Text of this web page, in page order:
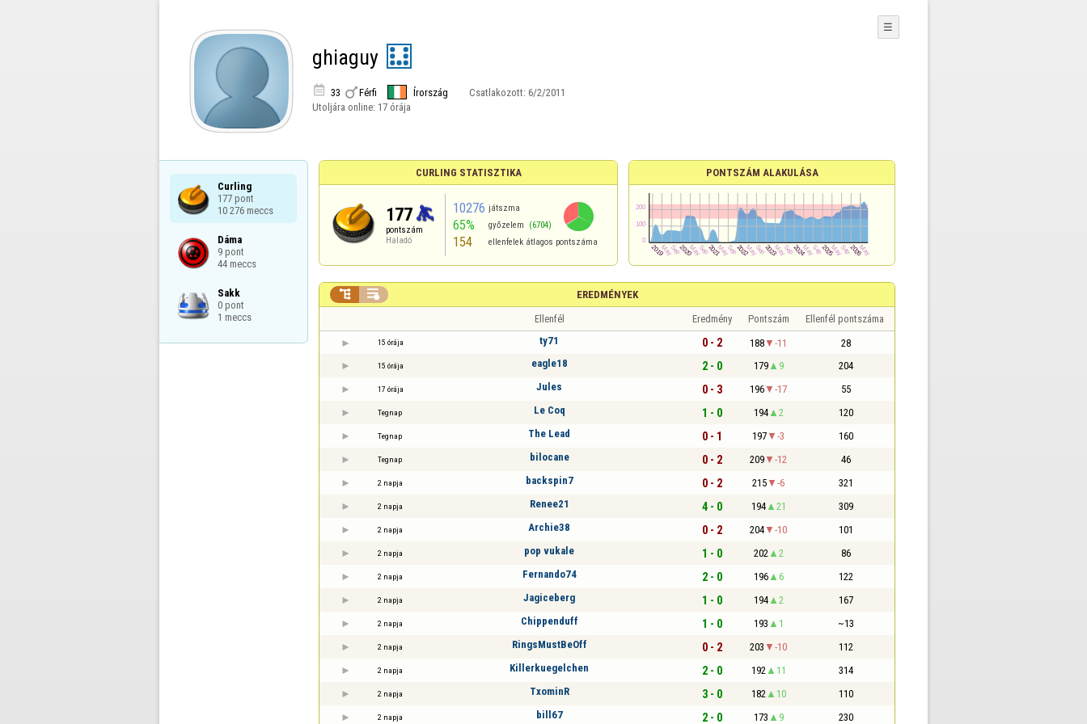
ghiaguy
 33 Férfi Írország Csatlakozott: 6/2/2011
Utoljára online: 17 órája
☰
Curling
177 pont
10 276 meccs
Dáma
9 pont
44 meccs
Sakk
0 pont
1 meccs
CURLING STATISZTIKA
177
pontszám
Haladó
10276 játszma
65% győzelem (6704)
154 ellenfelek átlagos pontszáma
PONTSZÁM ALAKULÁSA
EREDMÉNYEK
 
Ellenfél Eredmény Pontszám Ellenfél pontszáma
15 órája ty71 0 - 2 188 -11 28
15 órája eagle18 2 - 0 179 9 204
17 órája Jules 0 - 3 196 -17 55
Tegnap Le Coq 1 - 0 194 2 120
Tegnap The Lead 0 - 1 197 -3 160
Tegnap bilocane 0 - 2 209 -12 46
2 napja backspin7 0 - 2 215 -6 321
2 napja Renee21 4 - 0 194 21 309
2 napja Archie38 0 - 2 204 -10 101
2 napja pop vukale 1 - 0 202 2 86
2 napja Fernando74 2 - 0 196 6 122
2 napja Jagiceberg 1 - 0 194 2 167
2 napja Chippenduff 1 - 0 193 1 ~13
2 napja RingsMustBeOff 0 - 2 203 -10 112
2 napja Killerkuegelchen 2 - 0 192 11 314
2 napja TxominR 3 - 0 182 10 110
2 napja bill67 2 - 0 173 9 230